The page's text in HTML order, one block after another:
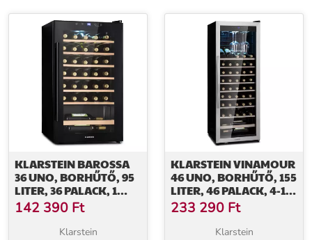
KLARSTEIN BAROSSA
36 UNO, BORHŰTŐ, 95
LITER, 36 PALACK, 1
ZÓNA,
ÉRINTŐKÉPERNYŐ
142 390 Ft
Klarstein
KLARSTEIN VINAMOUR
46 UNO, BORHŰTŐ, 155
LITER, 46 PALACK, 4-18
°C, 1
ZÓNA,ROZSDAMENTES
233 290 Ft
Klarstein